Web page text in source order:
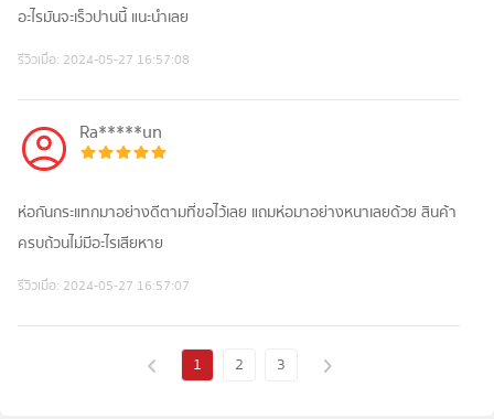
อะไรมันจะเร็วปานนี้ แนะนำเลย
รีวิวเมื่อ: 2024-05-27 16:57:08
Ra*****un
ห่อกันกระแทกมาอย่างดีตามที่ขอไว้เลย แถมห่อมาอย่างหนาเลยด้วย สินค้า
ครบถ้วนไม่มีอะไรเสียหาย
รีวิวเมื่อ: 2024-05-27 16:57:07
1 2 3